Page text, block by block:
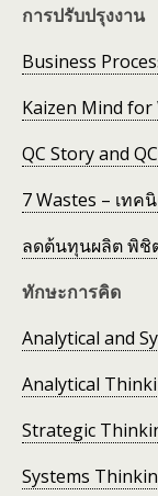
การปรับปรุงงาน
Business
Kaizen Mind
QC Story and
7 Wastes – เท
ลดต้นทุนผลิต พิชิ
ทักษะการคิด
Analytical and
Analytical
Strategic
Systems